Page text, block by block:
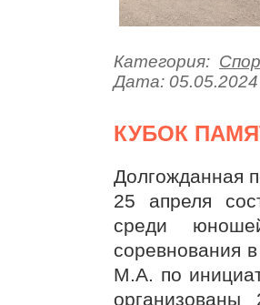
Категория:
Дата: 05.05.2024
КУБОК
Долгожданная
25 апреля
среди
М.А. по